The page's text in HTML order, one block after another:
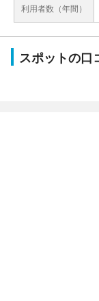
利用者数（年間）
スポットの口